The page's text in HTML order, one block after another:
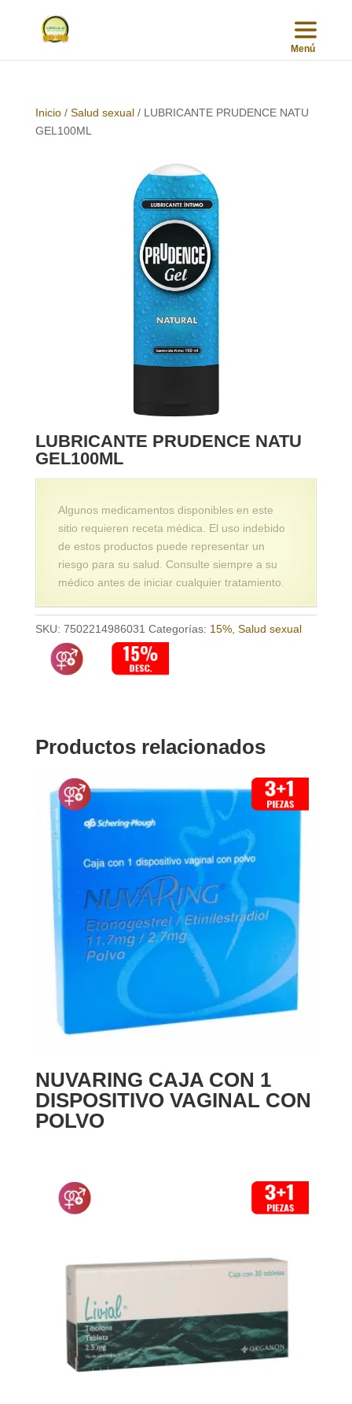
Inicio/ Salud sexual/ LUBRICANTE PRUDENCE NATU
GEL100ML
LUBRICANTE PRUDENCE NATU
GEL100ML
Algunos medicamentos disponibles en este
sitio requieren receta médica. El uso indebido
de estos productos puede representar un
riesgo para su salud. Consulte siempre a su
médico antes de iniciar cualquier tratamiento.
SKU: 7502214986031 Categorías: 15%, Salud sexual
Productos relacionados
NUVARING CAJA CON 1
DISPOSITIVO VAGINAL CON
POLVO